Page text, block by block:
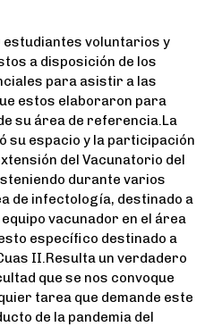
estudiantes voluntarios y
a disposición de los
para asistir a las
estos elaboraron para
su área de referencia.La
su espacio y la participación
del Vacunatorio del
durante varios
de infectología, destinado a
vacunador en el área
específico destinado a
II.Resulta un verdadero
que se nos convoque
tarea que demande este
de la pandemia del